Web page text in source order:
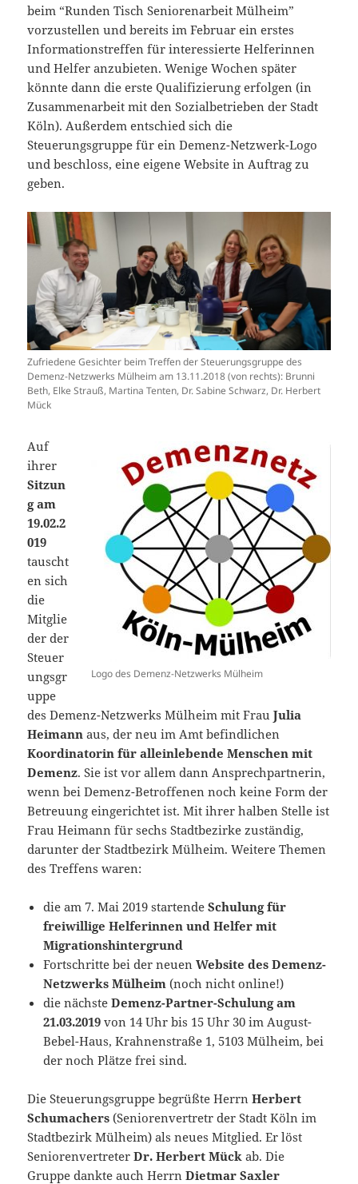
beim “Runden Tisch Seniorenarbeit Mülheim”
vorzustellen und bereits im Februar ein erstes
Informationstreffen für interessierte Helferinnen
und Helfer anzubieten. Wenige Wochen später
könnte dann die erste Qualifizierung erfolgen (in
Zusammenarbeit mit den Sozialbetrieben der Stadt
Köln). Außerdem entschied sich die
Steuerungsgruppe für ein Demenz-Netzwerk-Logo
und beschloss, eine eigene Website in Auftrag zu
geben.
Zufriedene Gesichter beim Treffen der Steuerungsgruppe des
Demenz-Netzwerks Mülheim am 13.11.2018 (von rechts): Brunni
Beth, Elke Strauß, Martina Tenten, Dr. Sabine Schwarz, Dr. Herbert
Mück
Logo des Demenz-Netzwerks Mülheim
Auf
ihrer
Sitzun
g am
19.02.2
019
tauscht
en sich
die
Mitglie
der der
Steuer
ungsgr
uppe
des Demenz-Netzwerks Mülheim mit FrauJulia
Heimann aus, der neu im Amt befindlichen
Koordinatorin für alleinlebende Menschen mit
Demenz. Sie ist vor allem dann Ansprechpartnerin,
wenn bei Demenz-Betroffenen noch keine Form der
Betreuung eingerichtet ist. Mit ihrer halben Stelle ist
Frau Heimann für sechs Stadtbezirke zuständig,
darunter der Stadtbezirk Mülheim. Weitere Themen
des Treffens waren:
die am 7. Mai 2019 startendeSchulung für
freiwillige Helferinnen und Helfer mit
Migrationshintergrund
Fortschritte bei der neuenWebsite des Demenz-
Netzwerks Mülheim (noch nicht online!)
die nächsteDemenz-Partner-Schulung am
21.03.2019 von 14 Uhr bis 15 Uhr 30 im August-
Bebel-Haus, Krahnenstraße 1, 5103 Mülheim, bei
der noch Plätze frei sind.
Die Steuerungsgruppe begrüßte HerrnHerbert
Schumachers (Seniorenvertretr der Stadt Köln im
Stadtbezirk Mülheim) als neues Mitglied. Er löst
SeniorenvertreterDr. Herbert Mück ab. Die
Gruppe dankte auch HerrnDietmar Saxler